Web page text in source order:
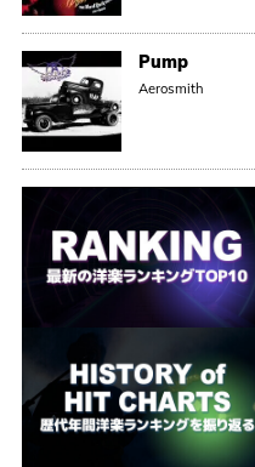
Pump
Aerosmith